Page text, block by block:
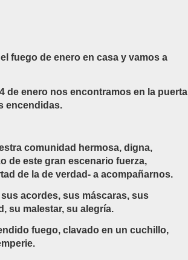
fuego de enero en casa y vamos a
de enero nos encontramos en la puerta
encendidas.
comunidad hermosa, digna,
de este gran escenario fuerza,
de la de verdad- a acompañarnos.
acordes, sus máscaras, sus
su malestar, su alegría.
fuego, clavado en un cuchillo,